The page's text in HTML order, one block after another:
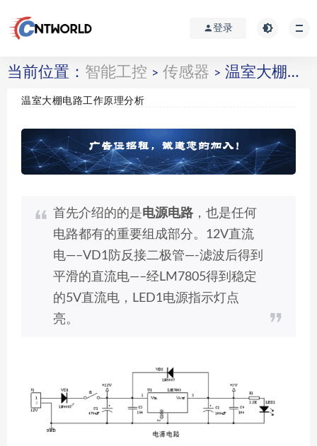
登录
当前位置： 智能工控 > 传感器 > 温室大棚电路工作原理分析
温室大棚电路工作原理分析
首先介绍的的是电源电路 ，也是任何
电路都有的重要组成部分。12V直流
电—–VD1防反接二极管—-滤波后得到
平滑的直流电—–经LM7805得到稳定
的5V直流电，LED1电源指示灯点
亮。